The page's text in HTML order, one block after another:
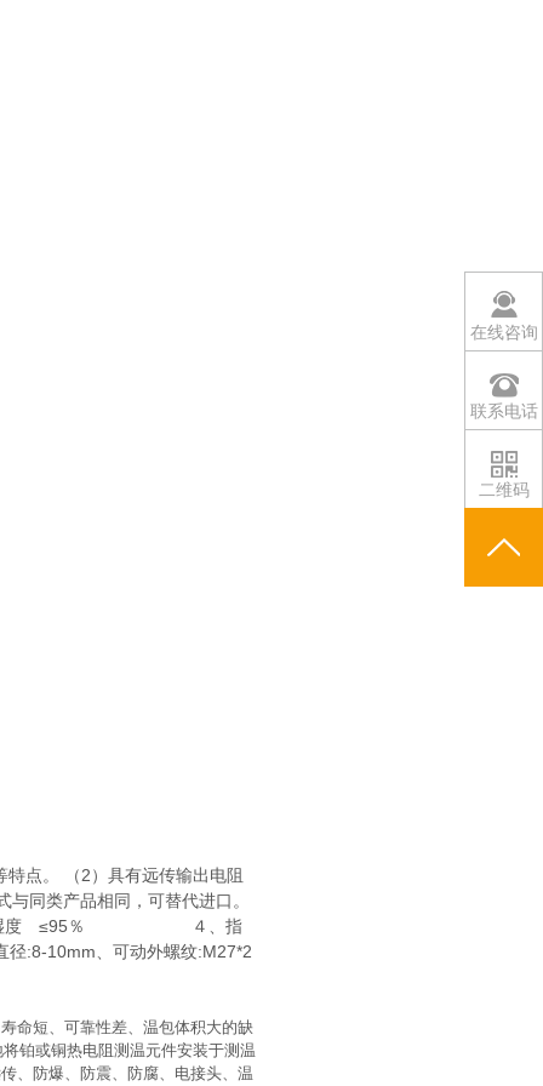
点。 （2）具有远传输出电阻
同类产品相同，可替代进口。
相对湿度 ≤95％ ４、指
、可动外螺纹:M27*2
命短、可靠性差、温包体积大的缺
铂或铜热电阻测温元件安装于测温
、防爆、防震、防腐、电接头、温
在线咨询
联系电话
二维码